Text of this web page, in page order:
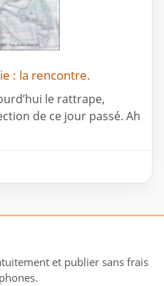
: la rencontre.
le rattrape,
de ce jour passé. Ah
et publier sans frais